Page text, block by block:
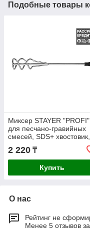
Подобные товары
Миксер STAYER "PROFI"
для песчано-гравийных
смесей, SDS+ хвостовик,
оцинкованный,
(06014-06-40)
2 220 ₸
Купить
О нас
Рейтинг не
Менее 5 отзывов